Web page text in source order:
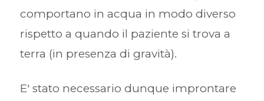
comportano in acqua in modo diverso
rispetto a quando il paziente si trova a
terra (in presenza di gravità).
E' stato necessario dunque improntare